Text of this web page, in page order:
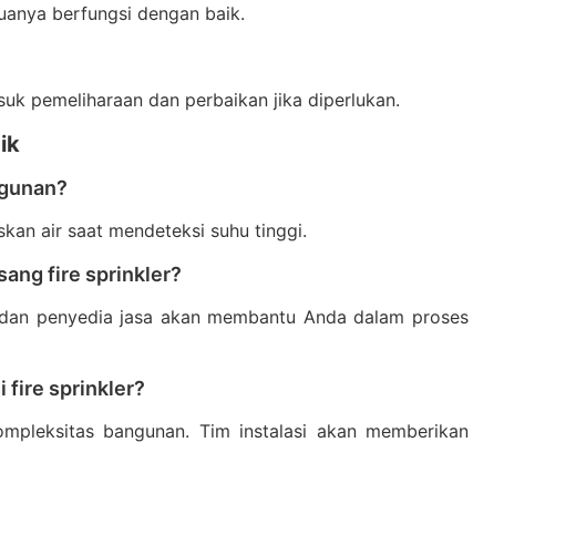
berfungsi dengan baik.
pemeliharaan dan perbaikan jika diperlukan.
air saat mendeteksi suhu tinggi.
fire sprinkler?
penyedia jasa akan membantu Anda dalam proses
fire sprinkler?
bangunan. Tim instalasi akan memberikan